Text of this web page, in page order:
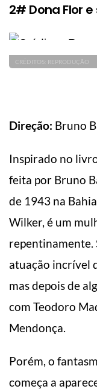
2# Dona Flor
CRÉDITOS: REPRODUÇÃO
Direção: Bruno
Inspirado no
feita por Bruno
de 1943 na
Wilker, é um
repentinamente.
atuação incrível
mas depois de
com Teodoro
Mendonça.
Porém, o
começa a